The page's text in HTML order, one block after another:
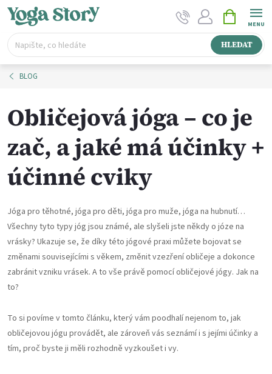
Přejít
obsah
HLEDAT
NÁKUPNÍ
KOŠÍK
BLOG
Obličejová jóga – co je
zač, a jaké má účinky +
účinné cviky
Jóga pro těhotné, jóga pro děti, jóga pro muže, jóga na hubnutí…
Všechny tyto typy jóg jsou známé, ale slyšeli jste někdy o józe na
vrásky? Ukazuje se, že díky této jógové praxi můžete bojovat se
změnami souvisejícími s věkem, změnit vzezření obličeje a dokonce
zabránit vzniku vrásek. A to vše právě pomocí obličejové jógy. Jak na
to?
To si povíme v tomto článku, který vám poodhalí nejenom to, jak
obličejovou jógu provádět, ale zároveň vás seznámí i s jejími účinky a
tím, proč byste ji měli rozhodně vyzkoušet i vy.